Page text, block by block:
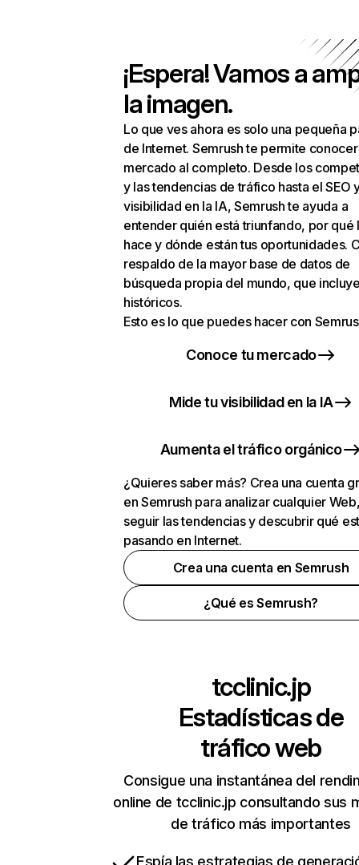
¡Espera! Vamos a
la imagen.
Lo que ves ahora es solo una pequeña
de Internet. Semrush te permite
mercado al completo. Desde los
y las tendencias de tráfico hasta el SEO
visibilidad en la IA, Semrush te ayuda a
entender quién está triunfando, por qué
hace y dónde están tus oportunidades.
respaldo de la mayor base de datos de
búsqueda propia del mundo, que
históricos.
Esto es lo que puedes hacer con
Conoce tu mercado
Mide tu visibilidad en la IA
Aumenta el tráfico orgánico
¿Quieres saber más? Crea una cuenta
en Semrush para analizar cualquier
seguir las tendencias y descubrir qué
pasando en Internet.
Crea una cuenta en Semrush
¿Qué es Semrush?
tcclinic.jp
Estadísticas de
tráfico web
Consigue una instantánea del
online de tcclinic.jp consultando sus
de tráfico más importantes
Espía las estrategias de